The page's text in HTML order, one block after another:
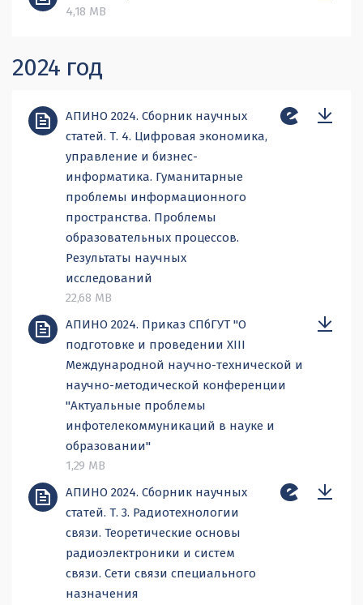
4,18 MB
2024 год
АПИНО 2024. Сборник научных
статей. Т. 4. Цифровая экономика,
управление и бизнес-
информатика. Гуманитарные
проблемы информационного
пространства. Проблемы
образовательных процессов.
Результаты научных
исследований
22,68 MB
АПИНО 2024. Приказ СПбГУТ "О
подготовке и проведении XIII
Международной научно-технической и
научно-методической конференции
"Актуальные проблемы
инфотелекоммуникаций в науке и
образовании"
1,29 MB
АПИНО 2024. Сборник научных
статей. Т. 3. Радиотехнологии
связи. Теоретические основы
радиоэлектроники и систем
связи. Сети связи специального
назначения